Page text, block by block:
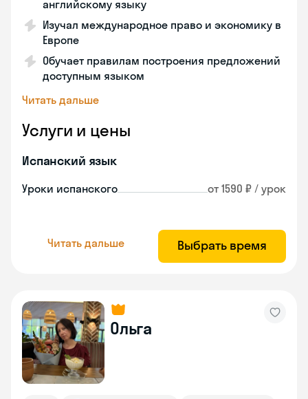
английскому языку
Изучал международное право и экономику в
Европе
Обучает правилам построения предложений
доступным языком
Читать дальше
Услуги и цены
Испанский язык
Уроки испанского от 1590 ₽ / урок
Читать дальше Выбрать время
Ольга